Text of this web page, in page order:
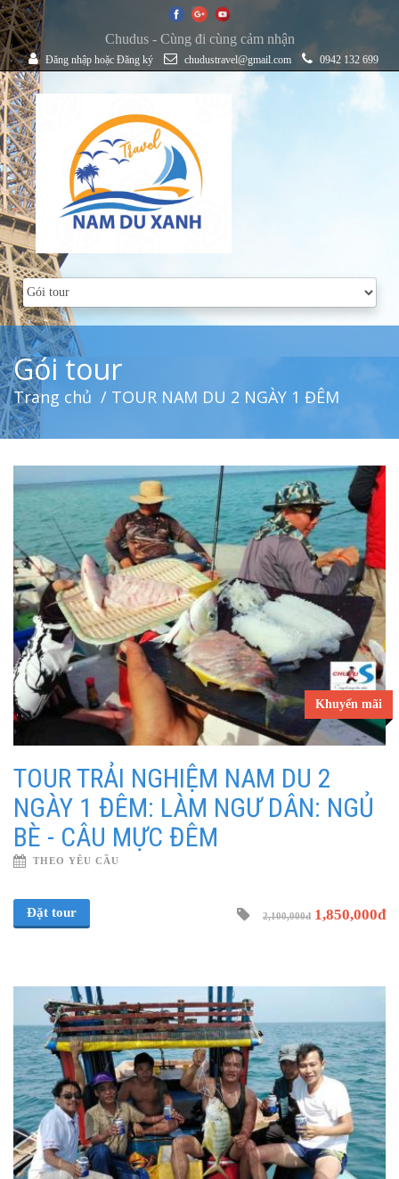
Chudus - Cùng đi cùng cảm nhận
Đăng nhập hoặc Đăng ký chudustravel@gmail.com 0942 132 699
Gói tour
Trang chủ / TOUR NAM DU 2 NGÀY 1 ĐÊM
Khuyến mãi
TOUR TRẢI NGHIỆM NAM DU 2
NGÀY 1 ĐÊM: LÀM NGƯ DÂN: NGỦ
BÈ - CÂU MỰC ĐÊM
THEO YÊU CẦU
Đặt tour 2,100,000đ 1,850,000đ